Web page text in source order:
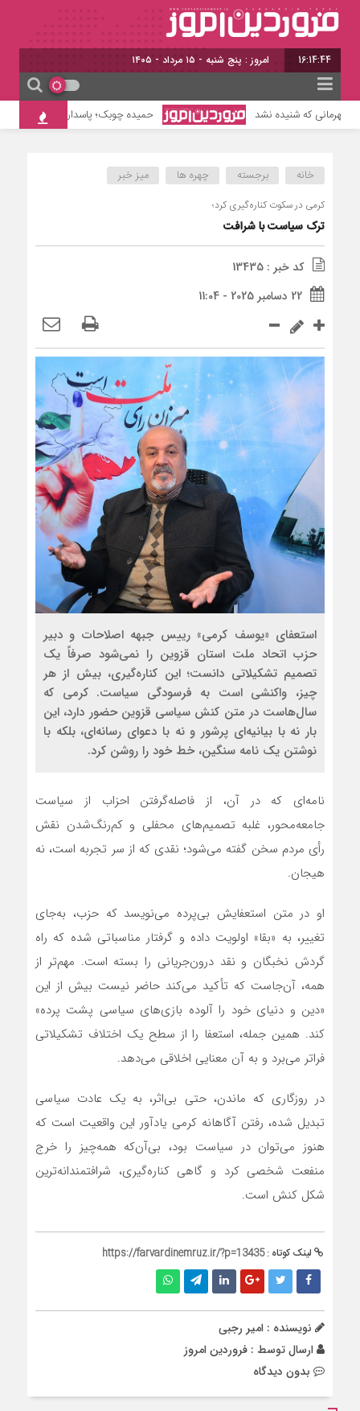
16:14:45 امروز : پنج شنبه - ۱۵ مرداد - ۱۴۰۵
قهرمانی که شنیده نشد حمیده چوبک؛ پاسدار حافظه تاریخ
خانه برجسته چهره ها میز خبر
کرمی در سکوت کناره‌گیری کرد؛
ترک سیاست با شرافت
کد خبر : 13435
22 دسامبر 2025 - 11:04
استعفای «یوسف کرمی» رییس جبهه اصلاحات و دبیر
حزب اتحاد ملت استان قزوین را نمی‌شود صرفاً یک
تصمیم تشکیلاتی دانست؛ این کناره‌گیری، بیش از هر
چیز، واکنشی است به فرسودگی سیاست. کرمی که
سال‌هاست در متن کنش سیاسی قزوین حضور دارد، این
بار نه با بیانیه‌ای پرشور و نه با دعوای رسانه‌ای، بلکه با
نوشتن یک نامه سنگین، خط خود را روشن کرد.
نامه‌ای که در آن، از فاصله‌گرفتن احزاب از سیاست
جامعه‌محور، غلبه تصمیم‌های محفلی و کم‌رنگ‌شدن نقش
رأی مردم سخن گفته می‌شود؛ نقدی که از سر تجربه است، نه
هیجان.
او در متن استعفایش بی‌پرده می‌نویسد که حزب، به‌جای
تغییر، به «بقا» اولویت داده و گرفتار مناسباتی شده که راه
گردش نخبگان و نقد درون‌جریانی را بسته است. مهم‌تر از
همه، آن‌جاست که تأکید می‌کند حاضر نیست بیش از این
«دین و دنیای خود را آلوده بازی‌های سیاسی پشت پرده»
کند. همین جمله، استعفا را از سطح یک اختلاف تشکیلاتی
فراتر می‌برد و به آن معنایی اخلاقی می‌دهد.
در روزگاری که ماندن، حتی بی‌اثر، به یک عادت سیاسی
تبدیل شده، رفتن آگاهانه کرمی یادآور این واقعیت است که
هنوز می‌توان در سیاست بود، بی‌آن‌که همه‌چیز را خرج
منفعت شخصی کرد و گاهی کناره‌گیری، شرافتمندانه‌ترین
شکل کنش است.
لینک کوتاه :https://farvardinemruz.ir/?p=13435
نویسنده : امیر رجبی
ارسال توسط : فروردین امروز
بدون دیدگاه